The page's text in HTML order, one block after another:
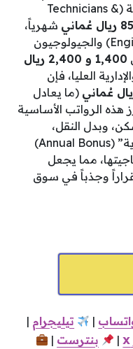
الرواتب للوظائف الفنية والتشغيلية (Technicians &
شهرياً،
بينما يتقاضى المهندسون (Engineers) والجيولوجيون
1,400 و 2,400 ريال
العليا، فإن
(ما يعادل
وتُعزز هذه الرواتب الأساسية
وبدل النقل،
بالإضافة إلى “مكافآت الأداء السنوية” (Annual Bonus)
مما يجعل
وجذباً في سوق
| تيليجرام |
x
| بنترست |